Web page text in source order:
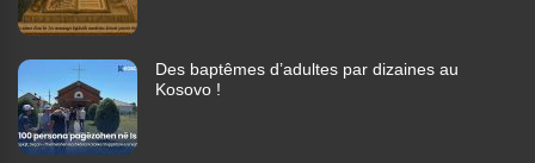
Des baptêmes d’adultes par dizaines au
Kosovo !